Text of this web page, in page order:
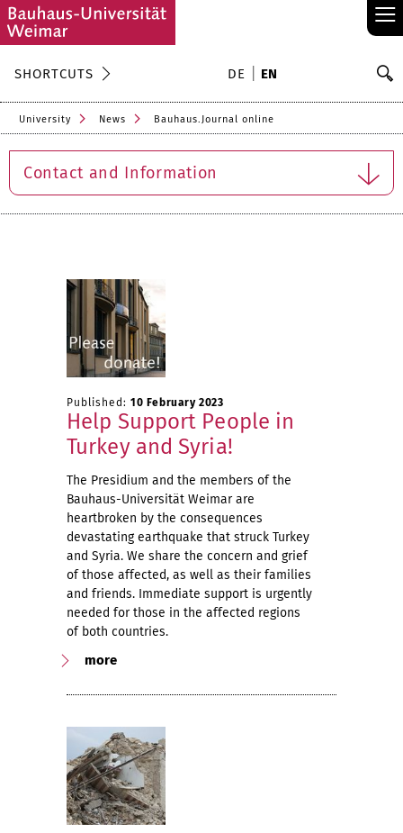
≡
SHORTCUTS DE EN
University News Bauhaus.Journal online
Contact and Information
Published: 10 February 2023
Help Support People in
Turkey and Syria!
The Presidium and the members of the
Bauhaus-Universität Weimar are
heartbroken by the consequences
devastating earthquake that struck Turkey
and Syria. We share the concern and grief
of those affected, as well as their families
and friends. Immediate support is urgently
needed for those in the affected regions
of both countries.
more